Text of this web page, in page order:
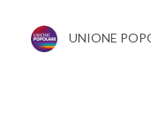
UNIONE